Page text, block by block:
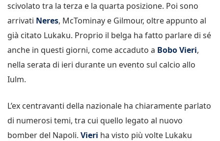
scivolato tra la terza e la quarta posizione. Poi sono
arrivati Neres, McTominay e Gilmour, oltre appunto al
già citato Lukaku. Proprio il belga ha fatto parlare di sé
anche in questi giorni, come accaduto a Bobo Vieri,
nella serata di ieri durante un evento sul calcio allo
Iulm.
L’ex centravanti della nazionale ha chiaramente parlato
di numerosi temi, tra cui quello legato al nuovo
bomber del Napoli. Vieri ha visto più volte Lukaku